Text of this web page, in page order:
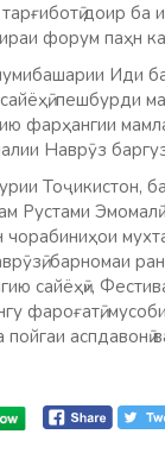
доир ба
форум паҳн
Иди
пешбурди
фарҳангии
Наврӯз
Тоҷикистон,
Рустами
барномаи
сайёҳӣ»,
фароғатӣ,